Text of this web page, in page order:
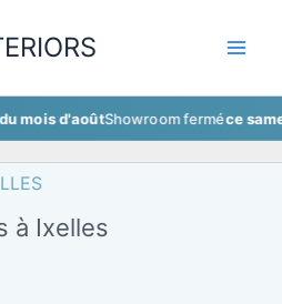
Showroom ferméce samedi 25
à Ixelles